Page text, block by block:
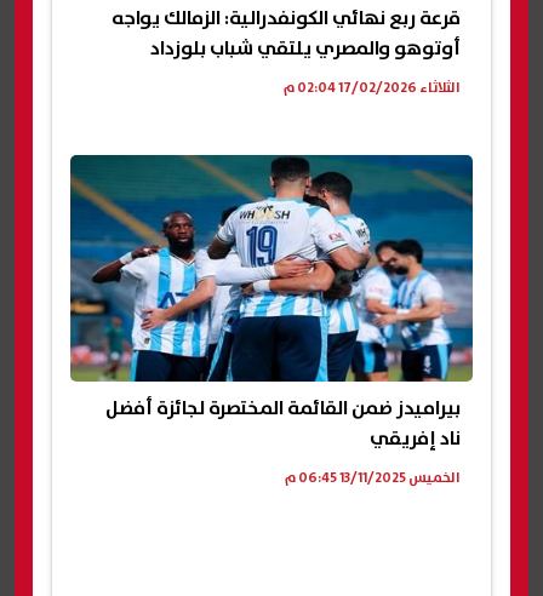
قرعة ربع نهائي الكونفدرالية: الزمالك يواجه
أوتوهو والمصري يلتقي شباب بلوزداد
الثلاثاء 17/02/2026 02:04 م
بيراميدز ضمن القائمة المختصرة لجائزة أفضل
ناد إفريقي
الخميس 13/11/2025 06:45 م